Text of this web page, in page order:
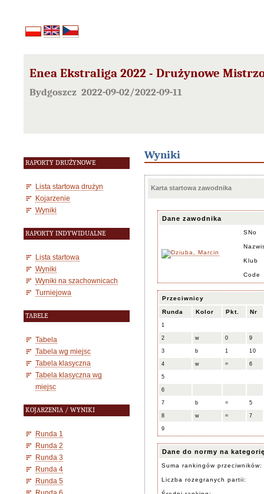
Enea Ekstraliga 2022 - Drużynowe
Bydgoszcz 2022-09-02/2022-09-11
RAPORTY DRUŻYNOWE
Lista startowa drużyn
Kojarzenie
Wyniki
RAPORTY INDYWIDUALNE
Lista startowa
Wyniki
Wyniki na szachownicach
Turniejowa
TABELE
Tabela
Tabela wg miejsc
Tabela klasyczna
Tabela klasyczna wg
miejsc
KOJARZENIA / WYNIKI
Runda 1
Runda 2
Runda 3
Runda 4
Runda 5
Wyniki
Karta startowa zawodnika
Dane zawodnika
SNo
Klub
Code
Przeciwnicy
Runda Kolor Pkt. Nr
1
2 w 0 9
3 b 1 10
4 w = 6
5
6
7 b = 5
8 w = 7
9
Dane do normy na
Suma rankingów przeciwników:
Liczba rozegranych partii: